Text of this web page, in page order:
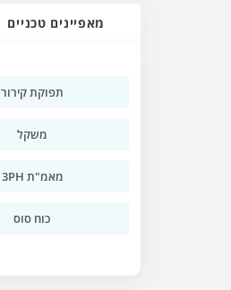
מאפיינים טכניים
תפוקת קירור
משקל
מאמ"ת 3PH
כוח סוס